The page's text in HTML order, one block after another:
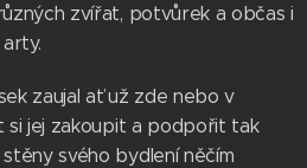
zvířat, potvůrek a občas i
zaujal ať už zde nebo v
si jej zakoupit a podpořit tak
svého bydlení něčím